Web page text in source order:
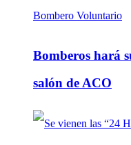
Bomberos hará
salón de ACO